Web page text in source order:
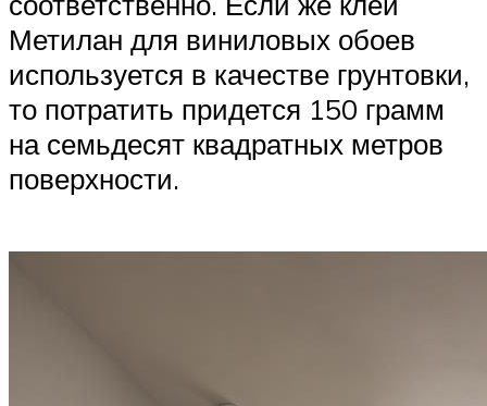
Метилан для виниловых обоев
используется в качестве грунтовки,
то потратить придется 150 грамм
на семьдесят квадратных метров
поверхности.